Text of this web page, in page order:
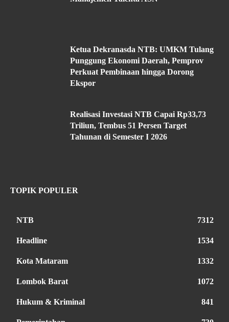
Ketua Dekranasda NTB: UMKM Tulang
Punggung Ekonomi Daerah, Pemprov
Perkuat Pembinaan hingga Dorong
Ekspor
Realisasi Investasi NTB Capai Rp33,73
Triliun, Tembus 51 Persen Target
Tahunan di Semester I 2026
TOPIK POPULER
NTB 7312
Headline 1534
Kota Mataram 1332
Lombok Barat 1072
Hukum & Kriminal 841